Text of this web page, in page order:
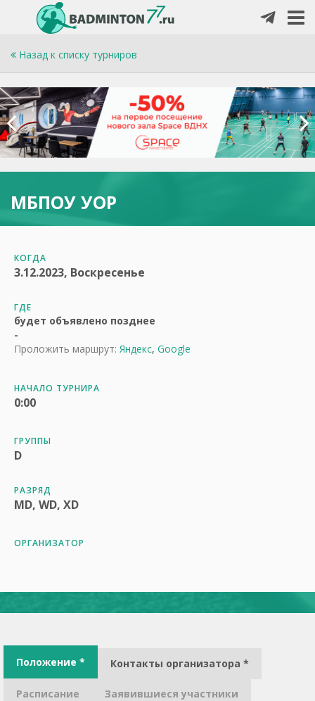
Назад к списку турниров
МБПОУ УОР
КОГДА
3.12.2023, Воскресенье
ГДЕ
будет объявлено позднее
-
Проложить маршрут: Яндекс, Google
НАЧАЛО ТУРНИРА
0:00
ГРУППЫ
D
РАЗРЯД
MD, WD, XD
ОРГАНИЗАТОР
Положение * Контакты организатора *
Расписание Заявившиеся участники